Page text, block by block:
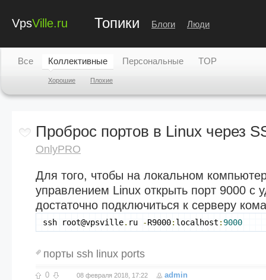
VpsVille.ru Топики Блоги Люди
Все Коллективные
Хорошие Плохие
Персональные TOP
Проброс портов в Linux через
OnlyPRO
Для того, чтобы на локальном
управлением Linux открыть порт 9000 с
достаточно подключиться к серверу
ssh root@vpsville. ru -R9000: localhost : 9000
порты ssh linux ports
0 08 февраля 2018, 17:22 admin